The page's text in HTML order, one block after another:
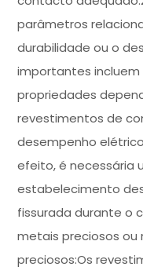
parâmetros
durabilidade ou o
importantes
propriedades
revestimentos de
desempenho
efeito, é necessária
estabelecimento
fissurada durante o
metais preciosos
preciosos:Os